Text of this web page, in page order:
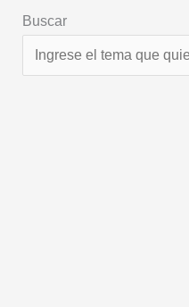
Buscar